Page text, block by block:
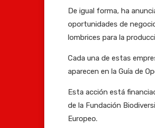
De igual forma, ha
oportunidades de
lombrices para la
Cada una de estas
aparecen en la Guía de
Esta acción está
de la Fundación
Europeo.